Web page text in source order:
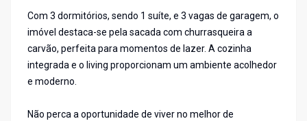
Com 3 dormitórios, sendo 1 suíte, e 3 vagas de garagem, o
imóvel destaca-se pela sacada com churrasqueira a
carvão, perfeita para momentos de lazer. A cozinha
integrada e o living proporcionam um ambiente acolhedor
e moderno.
Não perca a oportunidade de viver no melhor de